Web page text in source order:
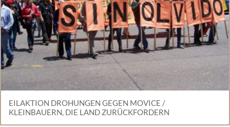
EILAKTION DROHUNGEN GEGEN MOVICE /
KLEINBAUERN, DIE LAND ZURÜCKFORDERN